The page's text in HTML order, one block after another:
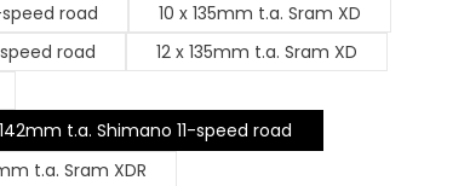
speed road
10 x 135mm t.a. Sram XD
11-speed road
12 x 135mm t.a. Sram XD
142mm t.a. Shimano 11-speed road
t.a. Sram XDR